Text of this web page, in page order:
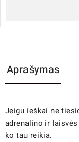
Aprašymas
Jeigu ieškai ne
adrenalino ir
ko tau reikia.